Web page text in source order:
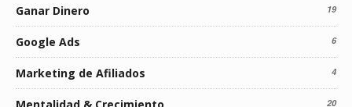
Ganar Dinero 19
Google Ads 6
Marketing de Afiliados 4
20